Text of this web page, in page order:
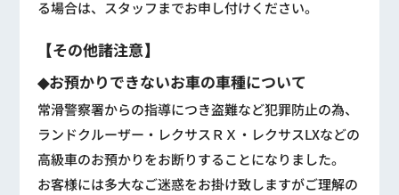
る場合は、スタッフまでお申し付けください。
【その他諸注意】
◆お預かりできないお車の車種について
常滑警察署からの指導につき盗難など犯罪防止の為、
ランドクルーザー・レクサスＲＸ・レクサスLXなどの
高級車のお預かりをお断りすることになりました。
お客様には多大なご迷惑をお掛け致しますがご理解の